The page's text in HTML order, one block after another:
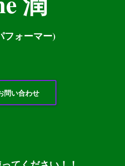
フォーマー)
問い合わせ